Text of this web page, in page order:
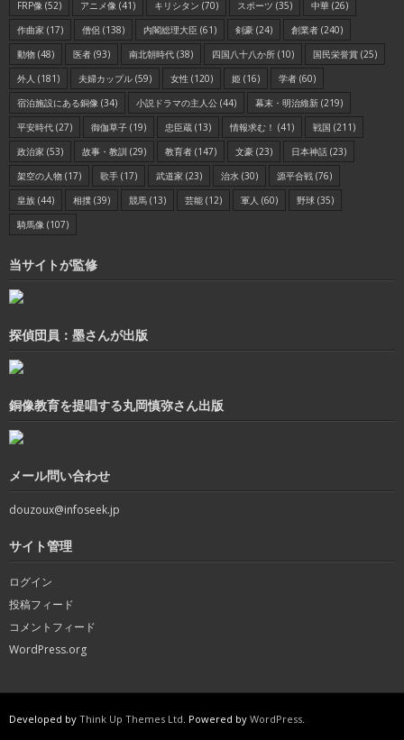
FRP像 (52) アニメ像 (41) キリシタン (70) スポーツ (35) 中華 (26)
作曲家 (17) 僧侶 (138) 内閣総理大臣 (61) 剣豪 (24) 創業者 (240)
動物 (48) 医者 (93) 南北朝時代 (38) 四国八十八か所 (10) 国民栄誉賞 (25)
外人 (181) 夫婦カップル (59) 女性 (120) 姫 (16) 学者 (60)
宿泊施設にある銅像 (34) 小説ドラマの主人公 (44) 幕末・明治維新 (219)
平安時代 (27) 御伽草子 (19) 忠臣蔵 (13) 情報求む！ (41) 戦国 (211)
政治家 (53) 故事・教訓 (29) 教育者 (147) 文豪 (23) 日本神話 (23)
架空の人物 (17) 歌手 (17) 武道家 (23) 治水 (30) 源平合戦 (76)
皇族 (44) 相撲 (39) 競馬 (13) 芸能 (12) 軍人 (60) 野球 (35)
騎馬像 (107)
当サイトが監修
探偵団員：墨さんが出版
銅像教育を提唱する丸岡慎弥さん出版
メール問い合わせ
douzoux@infoseek.jp
サイト管理
ログイン
投稿フィード
コメントフィード
WordPress.org
Developed by Think Up Themes Ltd. Powered by WordPress.